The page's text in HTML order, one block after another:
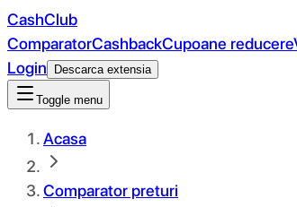
CashClub
ComparatorCashbackCupoane reducere
Login
Descarca extensia
Toggle menu
Acasa
Comparator preturi